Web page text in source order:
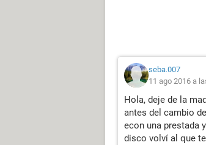
seba.007
11 ago 2016 a
Hola, deje de la
antes del cambio
econ una prestada
disco volví al que